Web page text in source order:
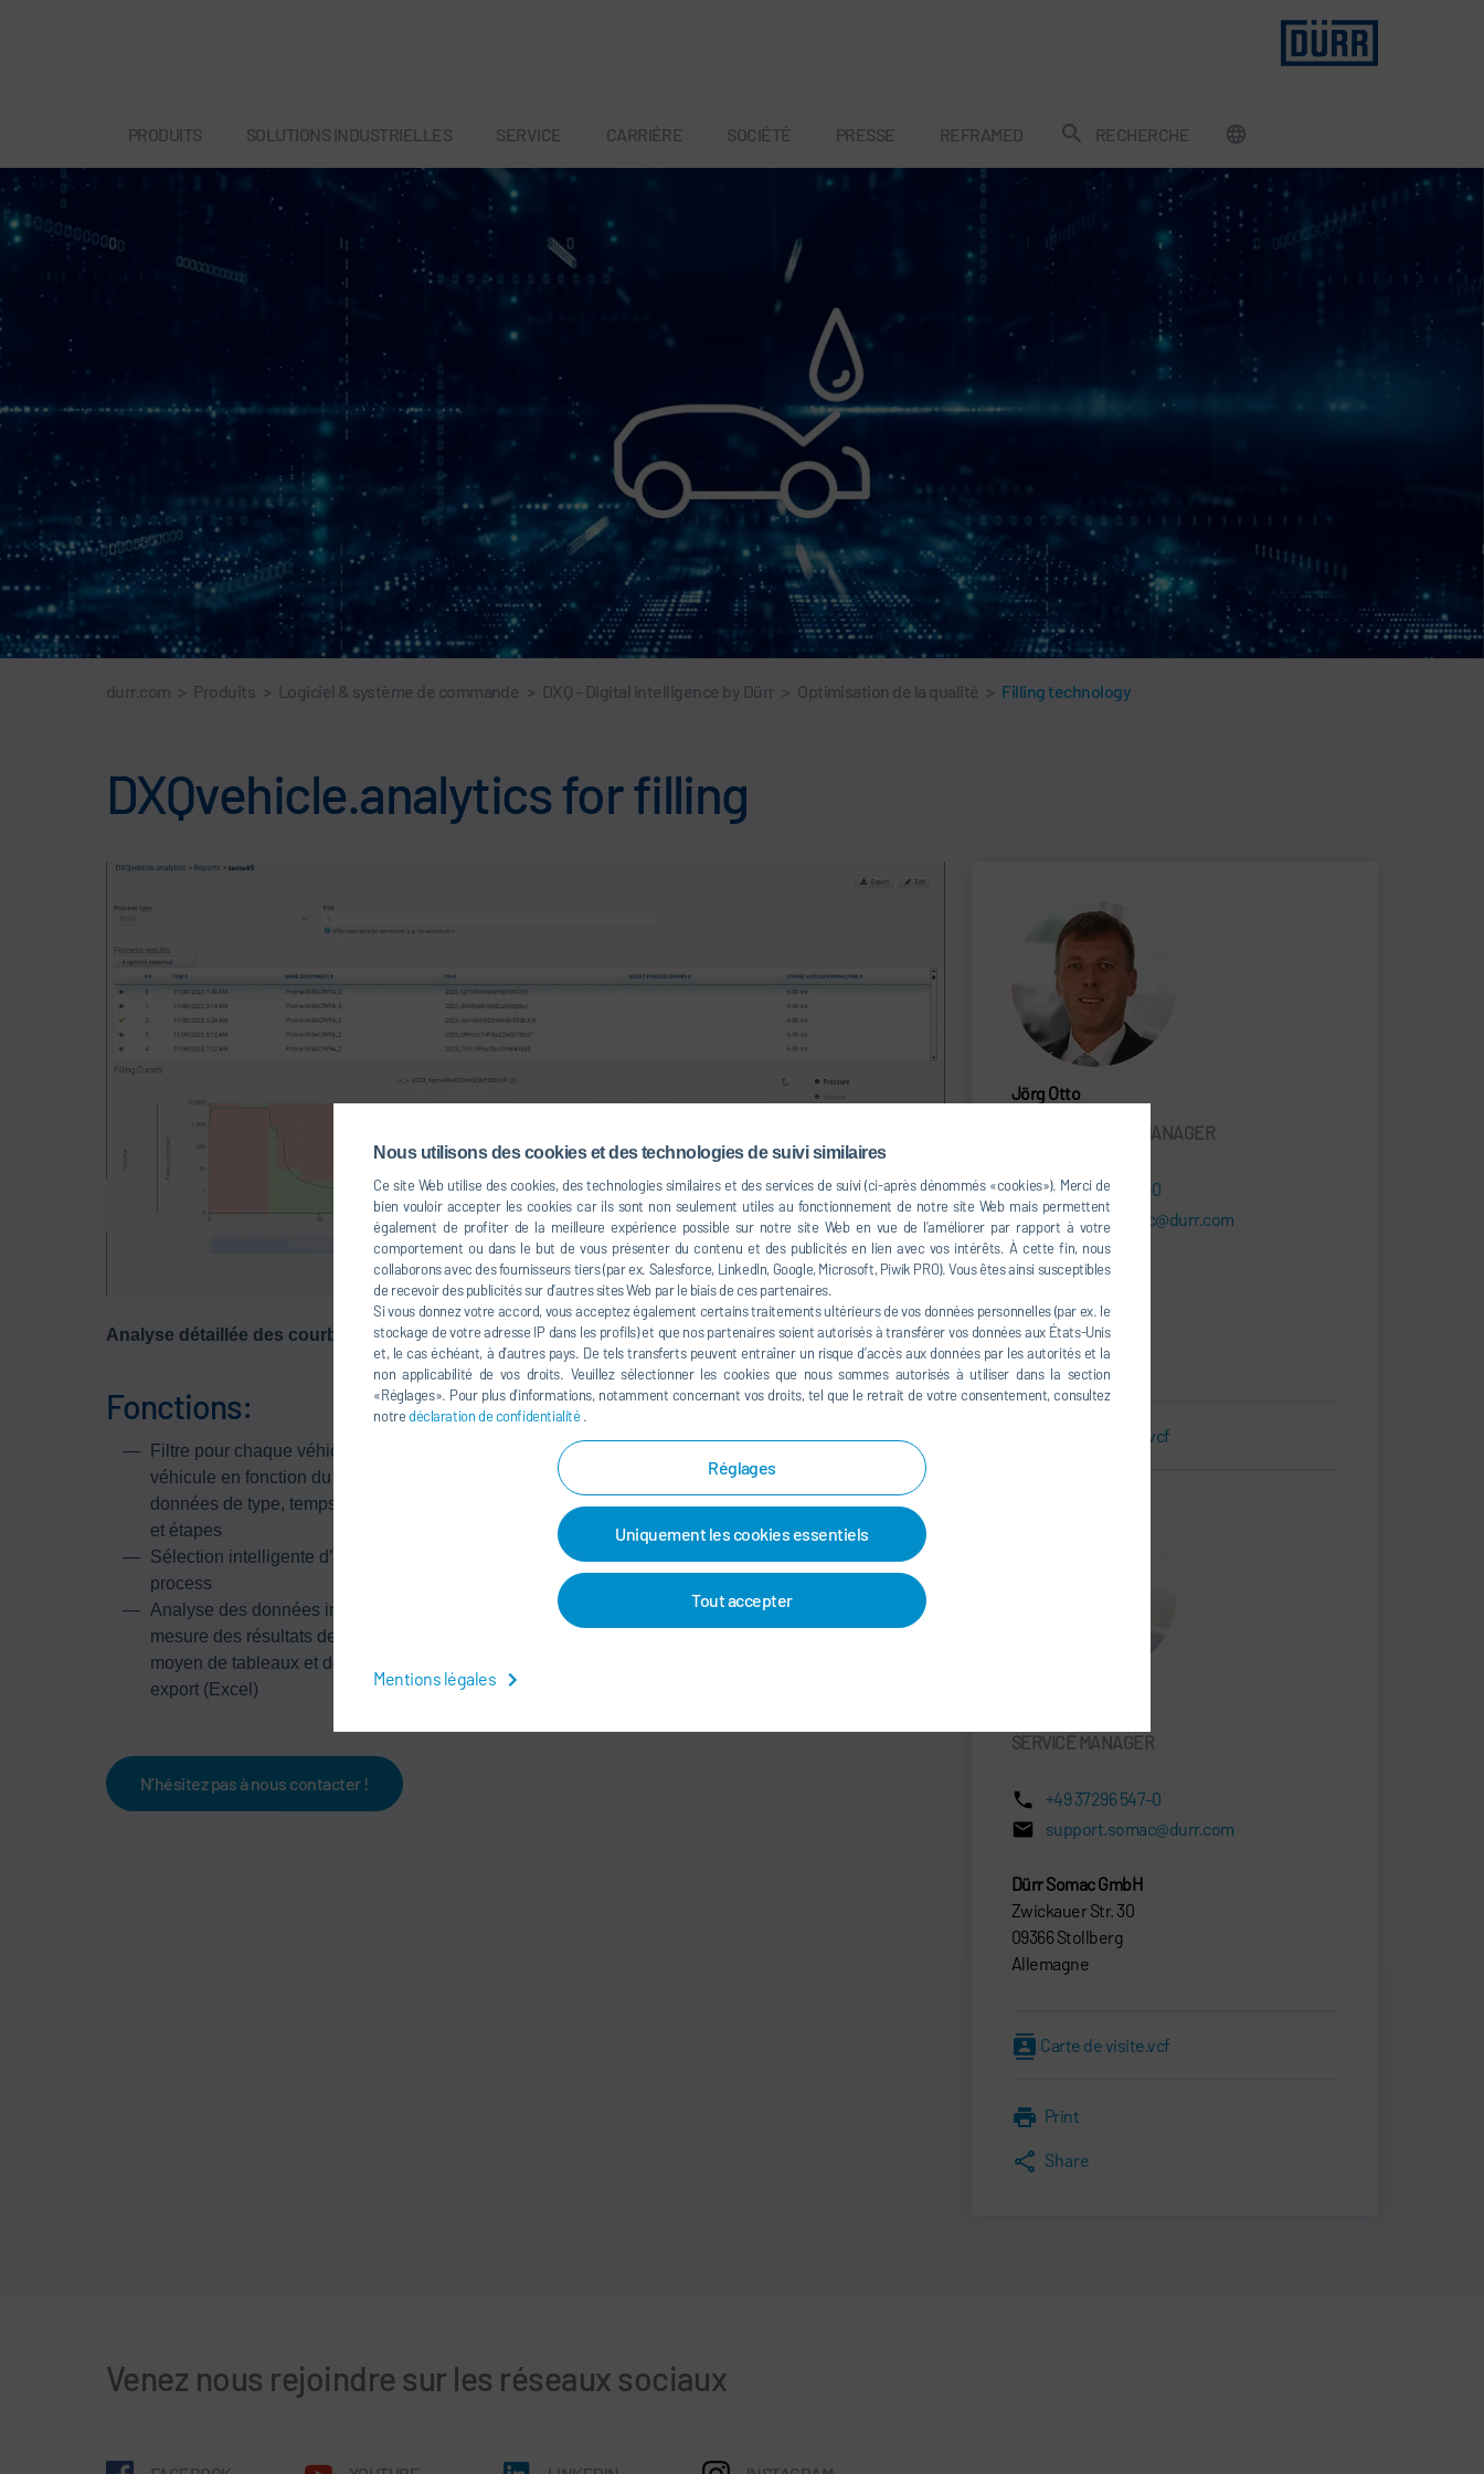
Nous utilisons des cookies et des technologies de suivi similaires
Ce site Web utilise des cookies, des technologies similaires et des services de suivi (ci-après dénommés «cookies»). Merci de
bien vouloir accepter les cookies car ils sont non seulement utiles au fonctionnement de notre site Web mais permettent
également de profiter de la meilleure expérience possible sur notre site Web en vue de l’améliorer par rapport à votre
comportement ou dans le but de vous présenter du contenu et des publicités en lien avec vos intérêts. À cette fin, nous
collaborons avec des fournisseurs tiers (par ex. Salesforce, LinkedIn, Google, Microsoft, Piwik PRO). Vous êtes ainsi susceptibles
de recevoir des publicités sur d’autres sites Web par le biais de ces partenaires.
Si vous donnez votre accord, vous acceptez également certains traitements ultérieurs de vos données personnelles (par ex. le
stockage de votre adresse IP dans les profils) et que nos partenaires soient autorisés à transférer vos données aux États-Unis
et, le cas échéant, à d’autres pays. De tels transferts peuvent entraîner un risque d’accès aux données par les autorités et la
non applicabilité de vos droits. Veuillez sélectionner les cookies que nous sommes autorisés à utiliser dans la section
«Réglages». Pour plus d’informations, notamment concernant vos droits, tel que le retrait de votre consentement, consultez
notredéclaration de confidentialité .
Réglages
Uniquement les cookies essentiels
Tout accepter
Mentions légales
PRODUITS SOLUTIONS INDUSTRIELLES SERVICE CARRIÈRE SOCIÉTÉ PRESSE REFRAMED RECHERCHE
durr.com > Produits > Logiciel & système de commande > DXQ – Digital Intelligence by Dürr > Optimisation de la qualité > Filling technology
DXQvehicle.analytics for filling
Analyse détaillée des courbes de remplissage
Fonctions:
Filtre pour chaque véhicule et/ou catégorie de
véhicule en fonction du poste de remplissage,
données de type, temps, résultats du process
et étapes
Sélection intelligente d’étapes spécifiques du
process
Analyse des données individualisée sur
mesure des résultats de remplissage au
moyen de tableaux et de diagrammes/fonction
export (Excel)
Avantages:
remplissage via paramètre du process,
pression et volume pour tous les fluides
Comparaison des courbes de remplissage au
Identification rapide des problèmes de qualité
pendant une étape de process via corridor
N’hésitez pas à nous contacter !
Jörg Otto
ACCOUNT SALES MANAGER
+49 37296 547-0
support.somac@durr.com
Dürr Somac GmbH
09366 Stollberg
Allemagne
Carte de visite.vcf
SERVICE MANAGER
+49 37296 547-0
support.somac@durr.com
Dürr Somac GmbH
Zwickauer Str. 30
09366 Stollberg
Allemagne
Carte de visite.vcf
Print
Share
Venez nous rejoindre sur les réseaux sociaux